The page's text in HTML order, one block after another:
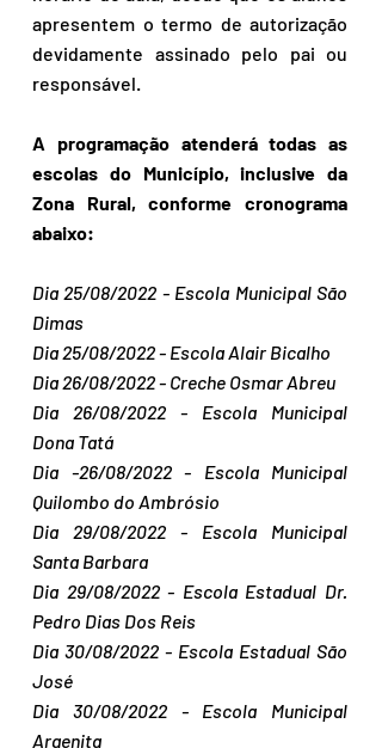
apresentem o termo de autorização
devidamente assinado pelo pai ou
responsável.
A programação atenderá todas as
escolas do Município, inclusive da
Zona Rural, conforme cronograma
abaixo:
Dia 25/08/2022 - Escola Municipal São
Dimas
Dia 25/08/2022 - Escola Alair Bicalho
Dia 26/08/2022 - Creche Osmar Abreu
Dia 26/08/2022 - Escola Municipal
Dona Tatá
Dia -26/08/2022 - Escola Municipal
Quilombo do Ambrósio
Dia 29/08/2022 - Escola Municipal
Santa Barbara
Dia 29/08/2022 - Escola Estadual Dr.
Pedro Dias Dos Reis
Dia 30/08/2022 - Escola Estadual São
José
Dia 30/08/2022 - Escola Municipal
Argenita